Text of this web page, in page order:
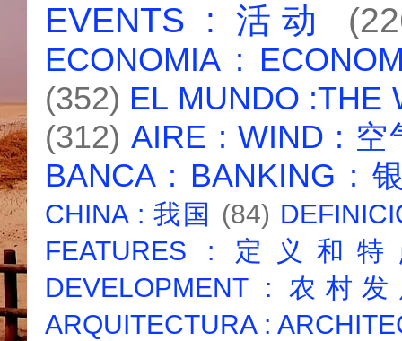
EVENTS : 活动
ECONOMIA :
(352) EL MUNDO :THE
(312) AIRE : WIND : 空
BANCA : BANKING :
CHINA : 我国 (84)
FEATURES : 定义和
DEVELOPMENT : 农村
ARQUITECTURA :